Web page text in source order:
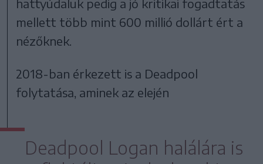
hattyúdaluk pedig a jó kritikai fogadtatás
mellett több mint 600 millió dollárt ért a
nézőknek.
2018-ban érkezett is a Deadpool
folytatása, aminek az elején
Deadpool Logan halálára is